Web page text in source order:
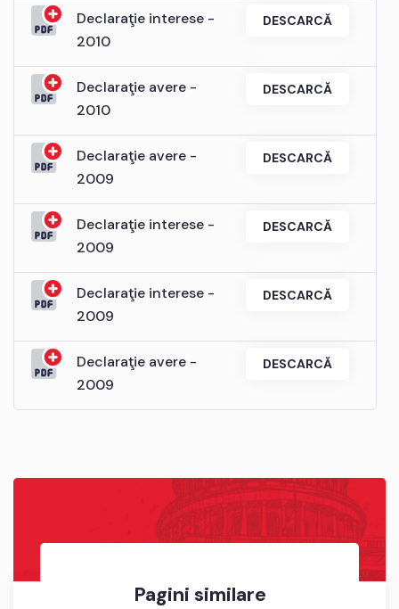
Pagini similare
Declaraţie interese -
2010
DESCARCĂ
Declaraţie avere -
2010
DESCARCĂ
Declaraţie avere -
2009
DESCARCĂ
Declaraţie interese -
2009
DESCARCĂ
Declaraţie interese -
2009
DESCARCĂ
Declaraţie avere -
2009
DESCARCĂ